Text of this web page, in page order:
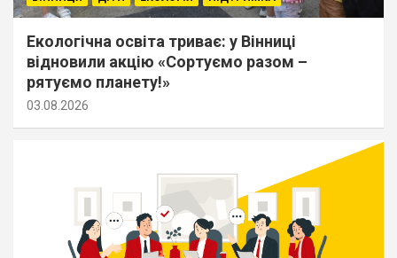
Екологічна освіта триває: у Вінниці
відновили акцію «Сортуємо разом –
рятуємо планету!»
03.08.2026